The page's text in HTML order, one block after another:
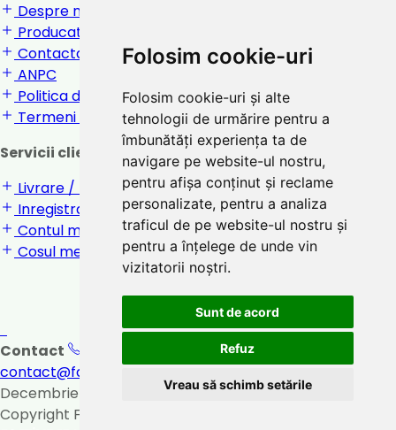
Folosim cookie-uri
Folosim cookie-uri și alte
tehnologii de urmărire pentru a
îmbunătăți experiența ta de
navigare pe website-ul nostru,
pentru afișa conținut și reclame
personalizate, pentru a analiza
traficul de pe website-ul nostru și
pentru a înțelege de unde vin
vizitatorii noștri.
Sunt de acord
Refuz
Vreau să schimb setările
Despre noi
Producatori
Contactati-ne
ANPC
Politica de confidentialitate
Termeni si conditii
Servicii clienti
Livrare / returnare
Inregistrare / Login
Contul meu
Cosul meu
Contact
Orar: 8:00 - 17:00
contact@farmaciasalix.ro
Decembrie 1918, nr. 6, bloc D2, jud. BistritaVezi pe harta
Copyright Farmacia Salix 2026.